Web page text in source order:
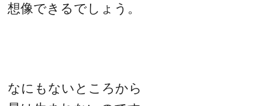
想像できるでしょう。
なにもないところから